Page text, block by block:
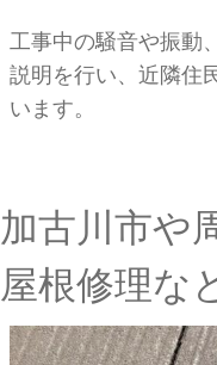
工事中の騒音や振動
説明を行い、近隣住
います。
加古川市や
屋根修理な